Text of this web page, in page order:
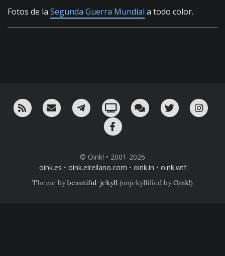
Fotos de la Segunda Guerra Mundial a todo color.
RSS ¡Mándame un email!¡Nuestro canal en Telegram!
Oink! TV Charla con nosotros
Twitter
© Oink! • 2001-2026
oink.es • oink.elrellano.com • oink.in • oink.wtf
Theme bybeautiful-jekyll (unjekyllified byOink!)